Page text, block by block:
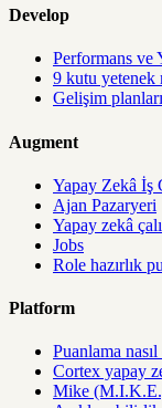
Develop
Performans ve
9 kutu yetenek
Gelişim planları
Augment
Yapay Zekâ İş
Ajan Pazaryeri
Yapay zekâ
Jobs
Role hazırlık
Platform
Puanlama nasıl
Cortex yapay
Mike